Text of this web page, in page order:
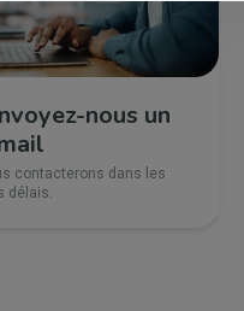
nous un
contacterons dans les
délais.